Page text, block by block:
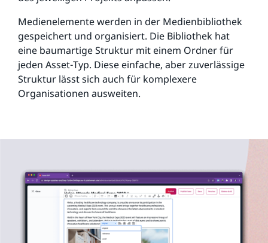
Medienelemente werden in der Medienbibliothek
gespeichert und organisiert. Die Bibliothek hat
eine baumartige Struktur mit einem Ordner für
jeden Asset-Typ. Diese einfache, aber zuverlässige
Struktur lässt sich auch für komplexere
Organisationen ausweiten.